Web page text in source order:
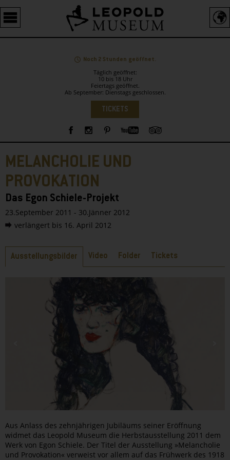
Barrierefreie
Bedienung
der
Noch 2 Stunden geöffnet.
Täglich geöffnet:
10 bis 18 Uhr
Feiertags geöffnet.
Ab September: Dienstags geschlossen.
TICKETS
Sidebar
MELANCHOLIE UND
PROVOKATION
Das Egon Schiele-Projekt
23.September 2011 - 30.Jänner 2012
verlängert bis 16. April 2012
Reiter
Ausstellungsbilder Video Folder Tickets
Aus Anlass des zehnjährigen Jubiläums seiner Eröffnung
widmet das Leopold Museum die Herbstausstellung 2011 dem
Werk von Egon Schiele. Der Titel der Ausstellung »Melancholie
und Provokation« verweist vor allem auf das Frühwerk des 1918